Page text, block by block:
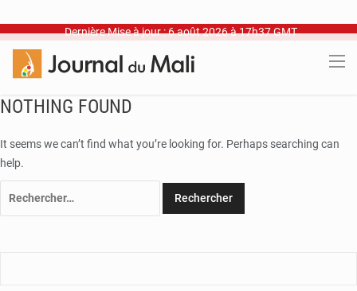
Dernière Mise à jour : 6 août 2026 à 17h37 GMT
NOTHING FOUND
It seems we can’t find what you’re looking for. Perhaps searching can
help.